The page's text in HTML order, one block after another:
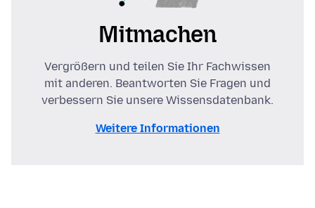
Mitmachen
Vergrößern und teilen Sie Ihr Fachwissen
mit anderen. Beantworten Sie Fragen und
verbessern Sie unsere Wissensdatenbank.
Weitere Informationen